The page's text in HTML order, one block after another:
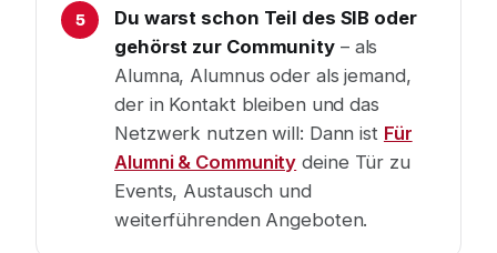
Du warst schon Teil des SIB oder
gehörst zur Community– als
Alumna, Alumnus oder als jemand,
der in Kontakt bleiben und das
Netzwerk nutzen will: Dann ist Für
Alumni & Community deine Tür zu
Events, Austausch und
weiterführenden Angeboten.